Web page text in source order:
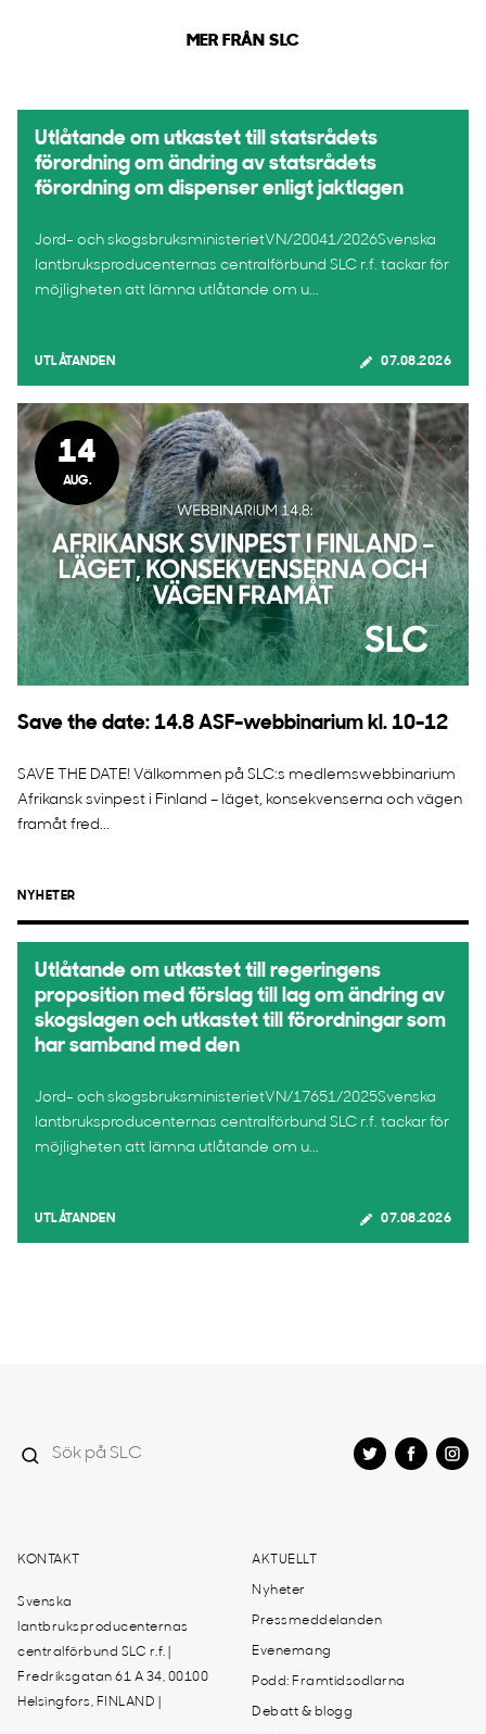
MER FRÅN SLC
Utlåtande om utkastet till statsrådets
förordning om ändring av statsrådets
förordning om dispenser enligt jaktlagen
Jord- och skogsbruksministerietVN/20041/2026Svenska
lantbruksproducenternas centralförbund SLC r.f. tackar för
möjligheten att lämna utlåtande om u...
UTLÅTANDEN 07.08.2026
14
AUG.
Save the date: 14.8 ASF-webbinarium kl. 10-12
SAVE THE DATE! Välkommen på SLC:s medlemswebbinarium
Afrikansk svinpest i Finland – läget, konsekvenserna och vägen
framåt fred...
NYHETER
Utlåtande om utkastet till regeringens
proposition med förslag till lag om ändring av
skogslagen och utkastet till förordningar som
har samband med den
Jord- och skogsbruksministerietVN/17651/2025Svenska
lantbruksproducenternas centralförbund SLC r.f. tackar för
möjligheten att lämna utlåtande om u...
UTLÅTANDEN 07.08.2026
KONTAKT
Svenska
lantbruksproducenternas
centralförbund SLC r.f. |
Fredriksgatan 61 A 34, 00100
Helsingfors, FINLAND |
AKTUELLT
Nyheter
Pressmeddelanden
Evenemang
Podd: Framtidsodlarna
Debatt & blogg